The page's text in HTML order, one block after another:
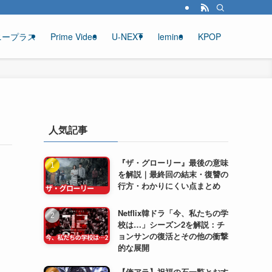
プラス Prime Video U-NEXT lemino KPOP
人気記事
『ザ・グローリー』最後の意味
を解説｜最終回の結末・復讐の
行方・わかりにくい点まとめ
Netflix韓ドラ「今、私たちの学
校は…」シーズン2を解説：チ
ョンサンの復活とその他の衝撃
的な展開